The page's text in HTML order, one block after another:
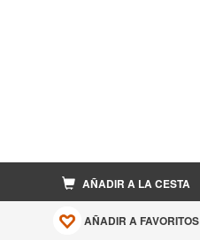
AÑADIR A LA CESTA
AÑADIR A FAVORITOS